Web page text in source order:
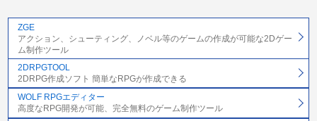
ZGE
アクション、シューティング、ノベル等のゲームの作成が可能な2Dゲー
ム制作ツール
2DRPGTOOL
2DRPG作成ソフト 簡単なRPGが作成できる
WOLF RPGエディター
高度なRPG開発が可能、完全無料のゲーム制作ツール